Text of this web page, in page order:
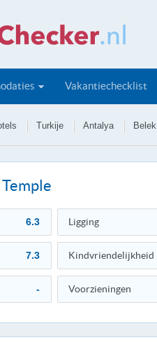
Vakantiechecklist
Turkije Antalya Belek
6.3 Ligging
7.3 Kindvriendelijkheid
- Voorzieningen